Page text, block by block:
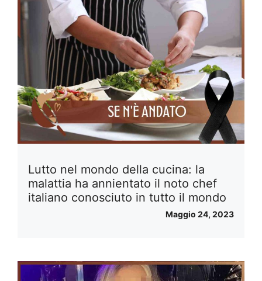
Lutto nel mondo della cucina: la
malattia ha annientato il noto chef
italiano conosciuto in tutto il mondo
Maggio 24, 2023